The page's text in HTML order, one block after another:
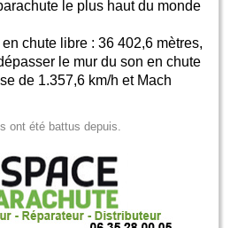
le plus haut du monde
chute libre : 36 402,6 mètres,
le mur du son en chute
de 1.357,6 km/h et Mach
ont été battus depuis.